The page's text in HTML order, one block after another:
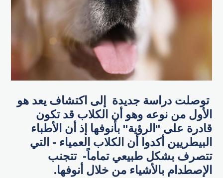
توصلت دراسة جديدة إلى اكتشاف يعد هو
الأول من نوعه وهو أن الكلاب قد تكون
قادرة على "الرؤية" بأنوفها إذ أن الأطباء
البيطريين أكدوا أن الكلاب العمياء - التي
تتصرف بشكل طبيعي تماماً- تتجنب
الإصطدام بالأشياء من خلال أنوفها.